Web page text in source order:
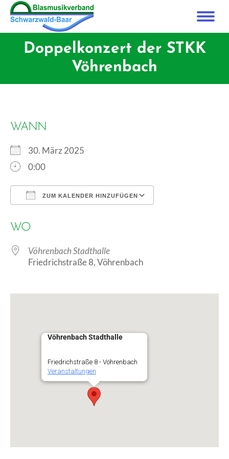
Doppelkonzert der STKK
Vöhrenbach
WANN
30. März 2025
0:00
ZUM KALENDER HINZUFÜGEN
WO
Vöhrenbach Stadthalle
Friedrichstraße 8, Vöhrenbach
Vöhrenbach Stadthalle
Friedrichstraße 8 - Vöhrenbach
Veranstaltungen